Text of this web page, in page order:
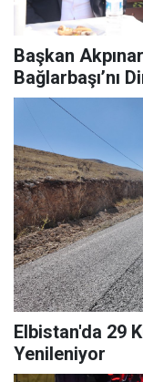
Başkan
Bağlarbaşı’nı
Elbistan'da 29
Yenileniyor